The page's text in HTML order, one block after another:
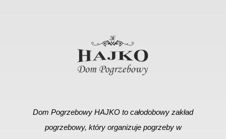
Dom Pogrzebowy HAJKO to całodobowy zakład
pogrzebowy, który organizuje pogrzeby w